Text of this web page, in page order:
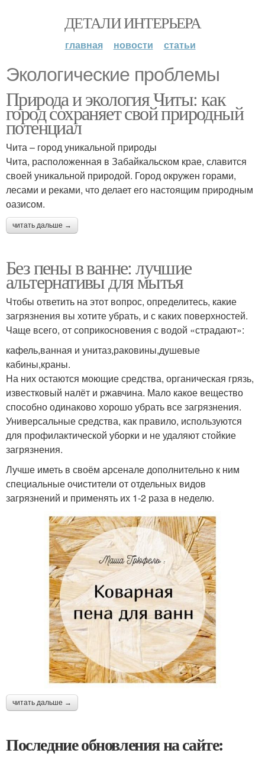
ДЕТАЛИ ИНТЕРЬЕРА
главная новости статьи
Экологические проблемы
Природа и экология Читы: как
город сохраняет свой природный
потенциал
Чита – город уникальной природы
Чита, расположенная в Забайкальском крае, славится
своей уникальной природой. Город окружен горами,
лесами и реками, что делает его настоящим природным
оазисом.
читать дальше →
Без пены в ванне: лучшие
альтернативы для мытья
Чтобы ответить на этот вопрос, определитесь, какие
загрязнения вы хотите убрать, и с каких поверхностей.
Чаще всего, от соприкосновения с водой «страдают»:
кафель,ванная и унитаз,раковины,душевые
кабины,краны.
На них остаются моющие средства, органическая грязь,
известковый налёт и ржавчина. Мало какое вещество
способно одинаково хорошо убрать все загрязнения.
Универсальные средства, как правило, используются
для профилактической уборки и не удаляют стойкие
загрязнения.
Лучше иметь в своём арсенале дополнительно к ним
специальные очистители от отдельных видов
загрязнений и применять их 1-2 раза в неделю.
читать дальше →
Последние обновления на сайте: